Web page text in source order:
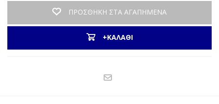
ΠΡΟΣΘΗΚΗ ΣΤΑ ΑΓΑΠΗΜΕΝΑ
+ΚΑΛΑΘΙ